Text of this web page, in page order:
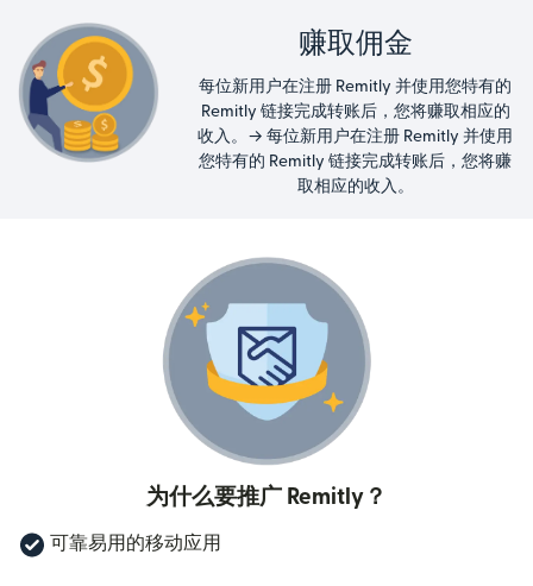
赚取佣金
每位新用户在注册 Remitly 并使用您特有的
Remitly 链接完成转账后，您将赚取相应的
收入。→ 每位新用户在注册 Remitly 并使用
您特有的 Remitly 链接完成转账后，您将赚
取相应的收入。
为什么要推广 Remitly？
可靠易用的移动应用